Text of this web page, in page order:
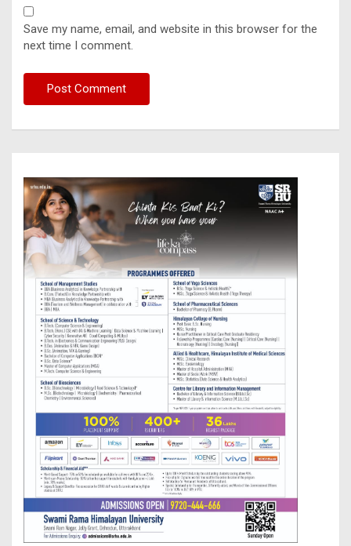
Save my name, email, and website in this browser for the
next time I comment.